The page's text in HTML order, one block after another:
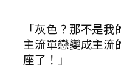
「灰色？那不是
主流單戀變成主流
座了！」